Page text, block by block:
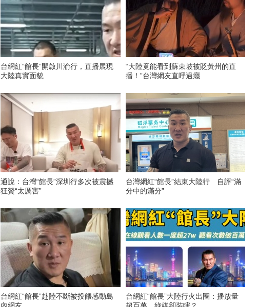
台網紅“館長”開啟川渝行，直播展現
大陸真實面貌
“大陸竟能看到蘇東坡被貶黃州的直
播！”台灣網友直呼過癮
通說：台灣“館長”深圳行多次被震撼
狂贊“太厲害”
台灣網紅“館長”結束大陸行 自評“滿
分中的滿分”
台網紅“館長”赴陸不斷被投餵感動島
台網紅“館長”大陸行火出圈：播放量